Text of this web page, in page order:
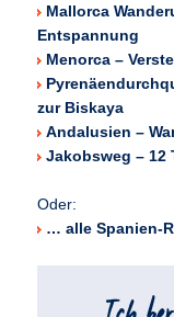
Mallorca
Entspannung
Menorca –
zur Biskaya
Andalusien –
Jakobsweg – 12
Oder:
… alle Spanien-